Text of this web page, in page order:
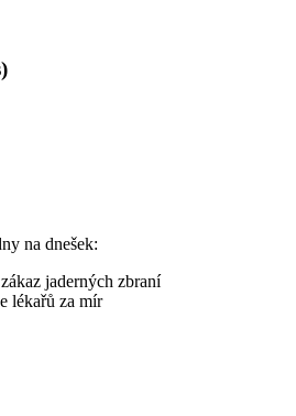
na dnešek:
jaderných zbraní
lékařů za mír